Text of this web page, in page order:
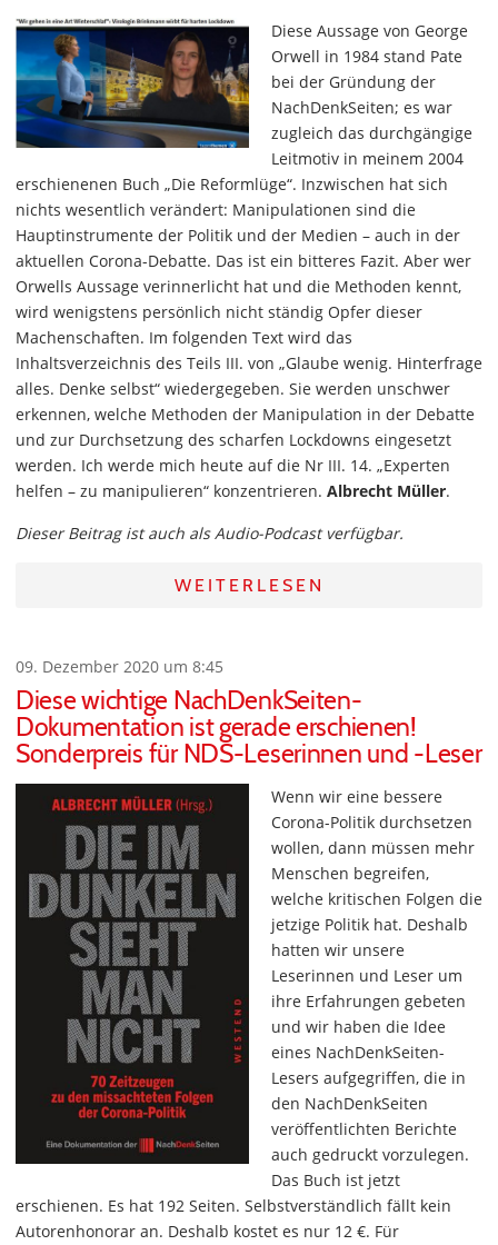
Diese Aussage von George
Orwell in 1984 stand Pate
bei der Gründung der
NachDenkSeiten; es war
zugleich das durchgängige
Leitmotiv in meinem 2004
erschienenen Buch „Die Reformlüge“. Inzwischen hat sich
nichts wesentlich verändert: Manipulationen sind die
Hauptinstrumente der Politik und der Medien – auch in der
aktuellen Corona-Debatte. Das ist ein bitteres Fazit. Aber wer
Orwells Aussage verinnerlicht hat und die Methoden kennt,
wird wenigstens persönlich nicht ständig Opfer dieser
Machenschaften. Im folgenden Text wird das
Inhaltsverzeichnis des Teils III. von „Glaube wenig. Hinterfrage
alles. Denke selbst“ wiedergegeben. Sie werden unschwer
erkennen, welche Methoden der Manipulation in der Debatte
und zur Durchsetzung des scharfen Lockdowns eingesetzt
werden. Ich werde mich heute auf die Nr III. 14. „Experten
helfen – zu manipulieren“ konzentrieren. Albrecht Müller.
Dieser Beitrag ist auch als Audio-Podcast verfügbar.
WEITERLESEN
09. Dezember 2020 um 8:45
Diese wichtige NachDenkSeiten-
Dokumentation ist gerade erschienen!
Sonderpreis für NDS-Leserinnen und -Leser
Wenn wir eine bessere
Corona-Politik durchsetzen
wollen, dann müssen mehr
Menschen begreifen,
welche kritischen Folgen die
jetzige Politik hat. Deshalb
hatten wir unsere
Leserinnen und Leser um
ihre Erfahrungen gebeten
und wir haben die Idee
eines NachDenkSeiten-
Lesers aufgegriffen, die in
den NachDenkSeiten
veröffentlichten Berichte
auch gedruckt vorzulegen.
Das Buch ist jetzt
erschienen. Es hat 192 Seiten. Selbstverständlich fällt kein
Autorenhonorar an. Deshalb kostet es nur 12 €. Für